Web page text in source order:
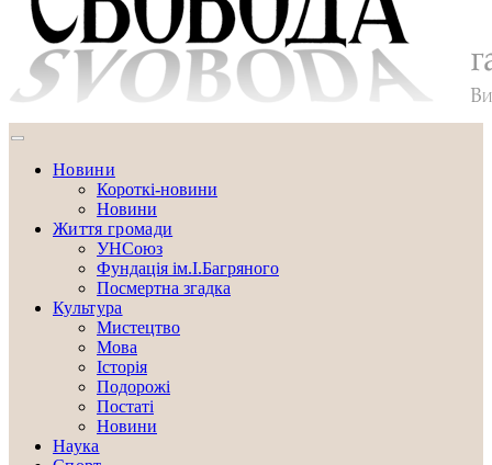
Новини
Короткі-новини
Новини
Життя громади
УНСоюз
Фундація ім.І.Багряного
Посмертна згадка
Культура
Мистецтво
Мова
Історія
Подорожі
Постаті
Новини
Наука